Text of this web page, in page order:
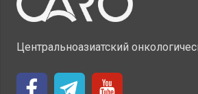
Центральноазиатский